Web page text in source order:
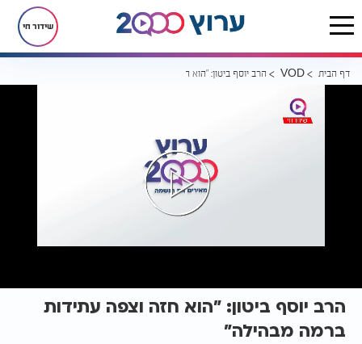
שידור חי
דף הבית VOD הרב יוסף ביטון: "הוא חזה וצפה עתידות ברמה מבהילה"
הרב יוסף ביטון: "הוא חזה וצפה עתידות
ברמה מבהילה"